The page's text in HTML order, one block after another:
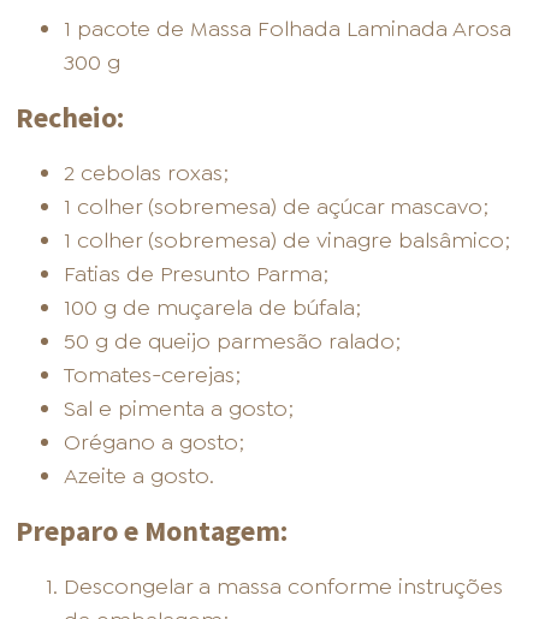
FOOD SERVICE
INVERNO SAC ACESSO PARA PARCEIROS
1 pacote de Massa Folhada Laminada Arosa
300 g
Recheio:
2 cebolas roxas;
1 colher (sobremesa) de açúcar mascavo;
1 colher (sobremesa) de vinagre balsâmico;
Fatias de Presunto Parma;
100 g de muçarela de búfala;
50 g de queijo parmesão ralado;
Tomates-cerejas;
Sal e pimenta a gosto;
Orégano a gosto;
Azeite a gosto.
Preparo e Montagem:
Descongelar a massa conforme instruções